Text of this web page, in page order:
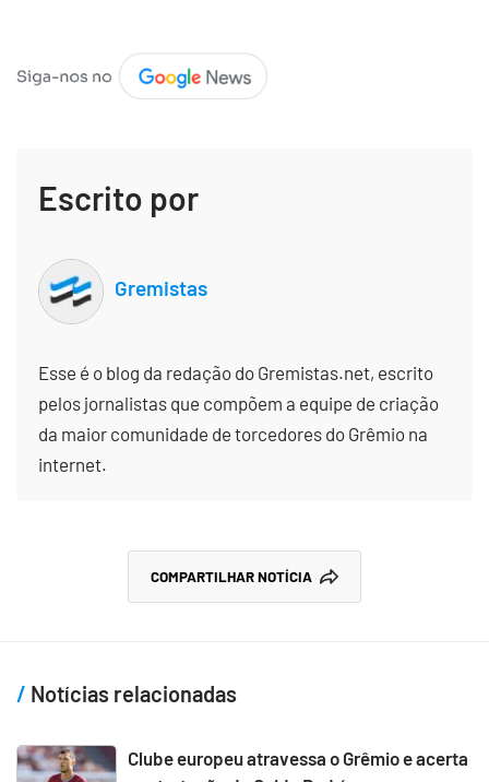
Escrito por
Gremistas
Esse é o blog da redação do Gremistas.net, escrito
pelos jornalistas que compõem a equipe de criação
da maior comunidade de torcedores do Grêmio na
internet.
COMPARTILHAR NOTÍCIA
Notícias relacionadas
Clube europeu atravessa o Grêmio e acerta